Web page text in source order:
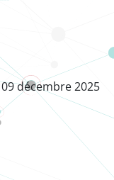
09 décembre 2025